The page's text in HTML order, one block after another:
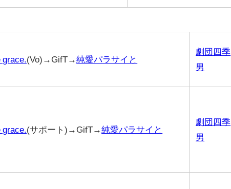
grace. (Vo)→GifT→純愛パラサイと
劇団四季
男
grace. (サポート)→GifT→純愛パラサイと
劇団四季
男